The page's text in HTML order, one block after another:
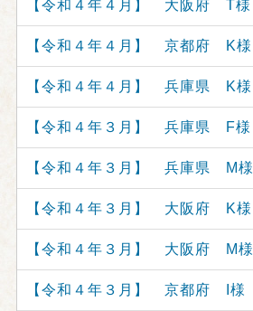
【令和４年４月】 大阪府 T様
【令和４年４月】 京都府 K様
【令和４年４月】 兵庫県 K様
【令和４年３月】 兵庫県 F様
【令和４年３月】 兵庫県 M様
【令和４年３月】 大阪府 K様
【令和４年３月】 大阪府 M様
【令和４年３月】 京都府 I様